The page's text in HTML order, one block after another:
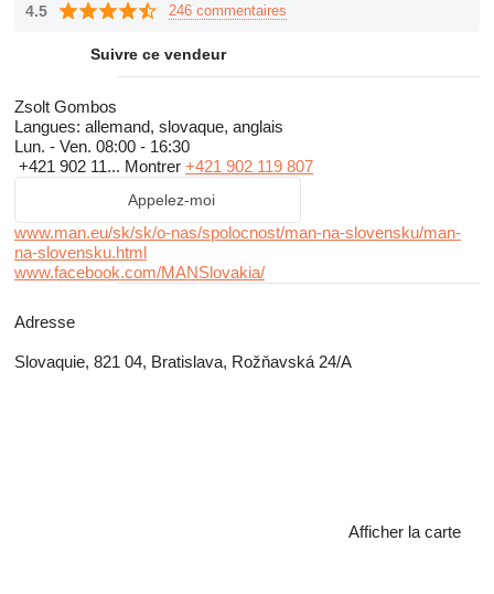
4.5 246 commentaires
Suivre ce vendeur
Zsolt Gombos
Langues: allemand, slovaque, anglais
Lun. - Ven. 08:00 - 16:30
+421 902 11... Montrer +421 902 119 807
Appelez-moi
www.man.eu/sk/sk/o-nas/spolocnost/man-na-slovensku/man-
na-slovensku.html
www.facebook.com/MANSlovakia/
Adresse
Slovaquie, 821 04, Bratislava, Rožňavská 24/A
Afficher la carte